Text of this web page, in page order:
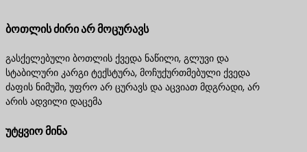
ბოთლის ძირი არ მოცურავს
გასქელებული ბოთლის ქვედა ნაწილი, გლუვი და
სტაბილური კარგი ტექსტურა, მოჩუქურთმებული ქვედა
ძაფის ნიმუში, უფრო არ ცურავს და აცვიათ მდგრადი, არ
არის ადვილი დაცემა
უტყვიო მინა